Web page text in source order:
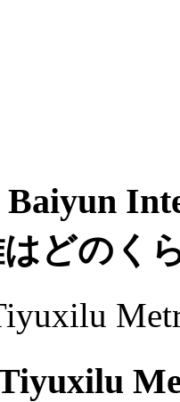
Baiyun
どのく